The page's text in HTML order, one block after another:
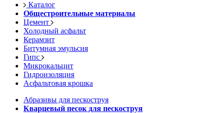
Каталог
Общестроительные материалы
Цемент
Холодный асфальт
Керамзит
Битумная эмульсия
Гипс
Микрокальцит
Гидроизоляция
Асфальтовая крошка
Абразивы для пескоструя
Кварцевый песок для пескоструя